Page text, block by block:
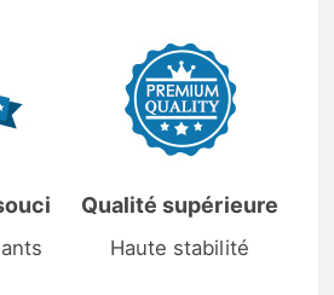
Qualité supérieure
Haute stabilité